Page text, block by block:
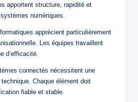
apportent structure, rapidité et
numériques.
apprécient particulièrement
Les équipes travaillent
d’efficacité.
connectés nécessitent une
Chaque élément doit
fiable et stable.